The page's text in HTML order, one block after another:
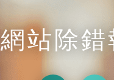
網站除